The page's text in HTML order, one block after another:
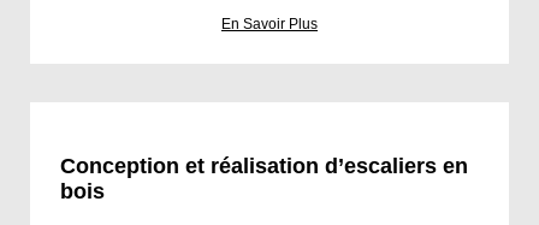
En Savoir Plus
Conception et réalisation d’escaliers en
bois